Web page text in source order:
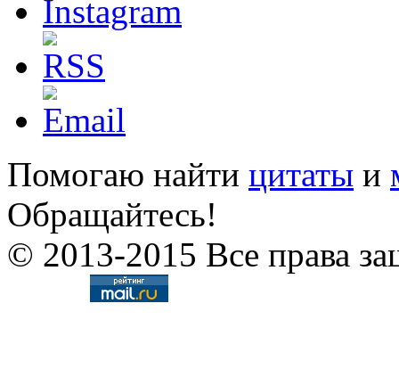
Помогаю найти цитаты и
Обращайтесь!
© 2013-2015 Все права